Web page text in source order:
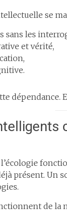
se
sans les
et vérité,
dépendance.
présent. Un
de la